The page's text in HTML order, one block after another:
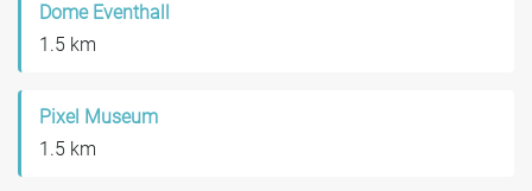
Dome Eventhall
1.5 km
Pixel Museum
1.5 km